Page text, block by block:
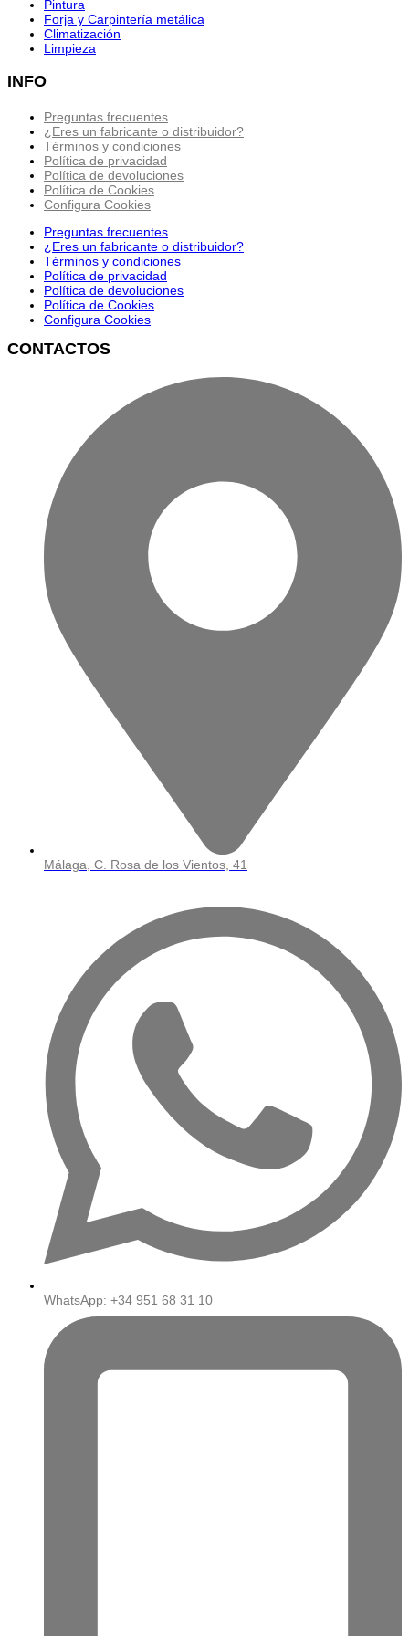
Pintura
Forja y Carpintería metálica
Climatización
Limpieza
INFO
Preguntas frecuentes
¿Eres un fabricante o distribuidor?
Términos y condiciones
Política de privacidad
Política de devoluciones
Política de Cookies
Configura Cookies
Preguntas frecuentes
¿Eres un fabricante o distribuidor?
Términos y condiciones
Política de privacidad
Política de devoluciones
Política de Cookies
Configura Cookies
CONTACTOS
Málaga, C. Rosa de los Vientos, 41
WhatsApp: ‪+34 951 68 31 10‬